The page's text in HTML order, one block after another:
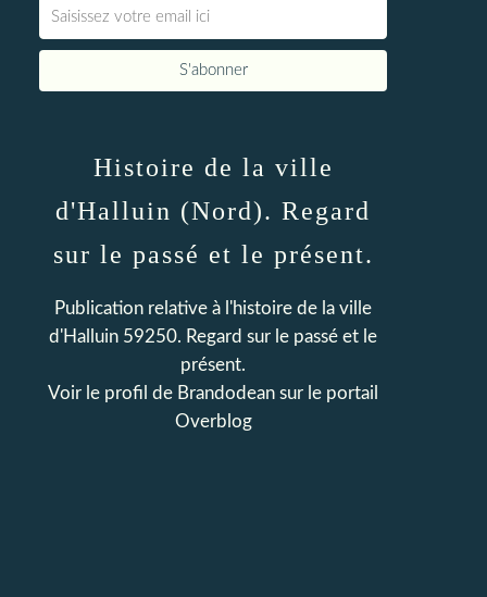
Histoire de la ville
d'Halluin (Nord). Regard
sur le passé et le présent.
Publication relative à l'histoire de la ville
d'Halluin 59250. Regard sur le passé et le
présent.
Voir le profil de Brandodean sur le portail
Overblog